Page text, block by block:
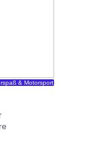
& Motorsport